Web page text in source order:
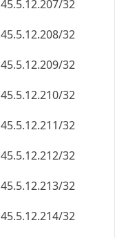
45.5.12.207/32
45.5.12.208/32
45.5.12.209/32
45.5.12.210/32
45.5.12.211/32
45.5.12.212/32
45.5.12.213/32
45.5.12.214/32